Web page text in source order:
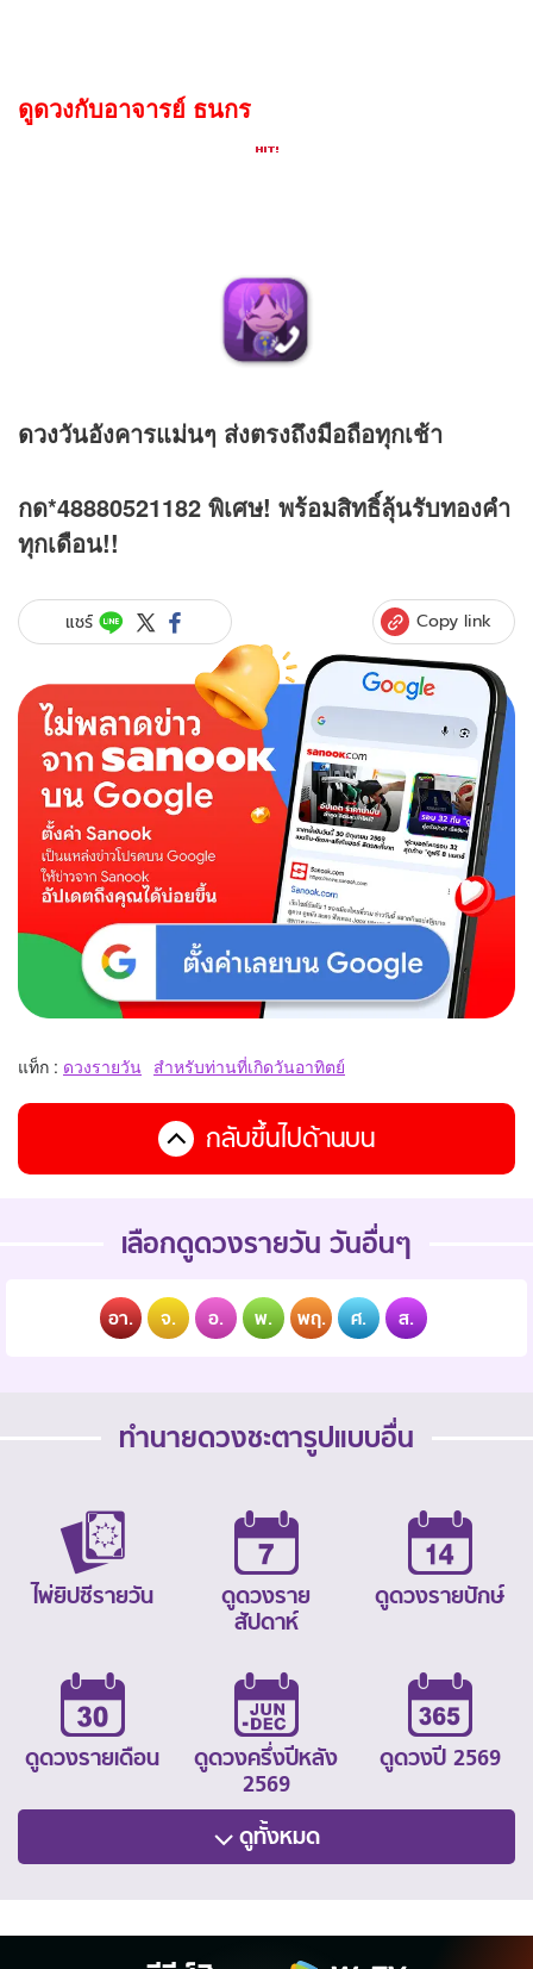
ดูดวงกับอาจารย์ ธนกร
ดวงวันอังคารแม่นๆ ส่งตรงถึงมือถือทุกเช้า
กด*48880521182 พิเศษ! พร้อมสิทธิ์ลุ้นรับทองคำ
ทุกเดือน!!
แชร์ Copy link
แท็ก : ดวงรายวัน สำหรับท่านที่เกิดวันอาทิตย์
กลับขึ้นไปด้านบน
เลือกดูดวงรายวัน วันอื่นๆ
อา. จ. อ. พ. พฤ. ศ. ส.
ทำนายดวงชะตารูปแบบอื่น
ไพ่ยิปซีรายวัน
ดูดวงราย
สัปดาห์
ดูดวงรายปักษ์
ดูดวงรายเดือน
ดูดวงครึ่งปีหลัง
2569
ดูดวงปี 2569
ดูทั้งหมด